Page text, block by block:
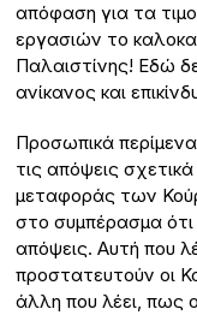
απόφαση για τα
εργασιών το
Παλαιστίνης! Εδώ
ανίκανος και
Προσωπικά
τις απόψεις
μεταφοράς των
στο συμπέρασμα
απόψεις. Αυτή που
προστατευτούν οι
άλλη που λέει, πως